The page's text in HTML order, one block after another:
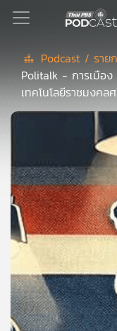
Podcast
สต์
แนะนำ
เพล
ลิ
สต์
ของ
คุณ
Podcast / ราย
Politalk - การเมือง
เทคโนโลยีราชมงคล